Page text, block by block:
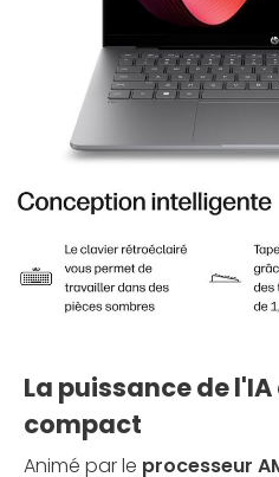
La puissance de
compact
Animé par le processeur